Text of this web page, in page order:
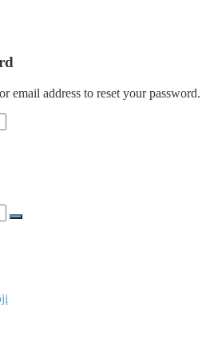
email address to reset your password.